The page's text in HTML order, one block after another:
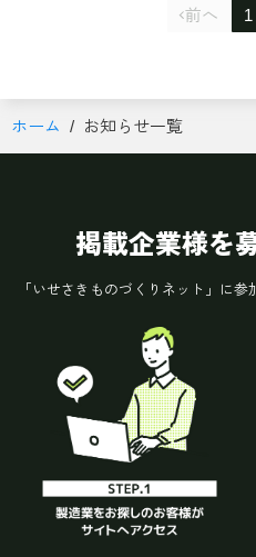
前へ
1
ホーム お知らせ一覧
掲載企業様を
「いせさきものづくりネット」に参